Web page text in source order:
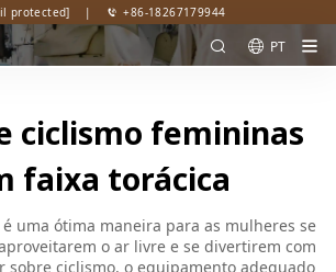
protected] | +86-18267179944
PT
ciclismo femininas
faixa torácica
uma ótima maneira para as mulheres se
o ar livre e se divertirem com
sobre ciclismo, o equipamento adequado